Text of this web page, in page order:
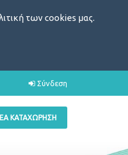
των cookies μας.
Σύνδεση
ΚΑΤΑΧΏΡΗΣΗ